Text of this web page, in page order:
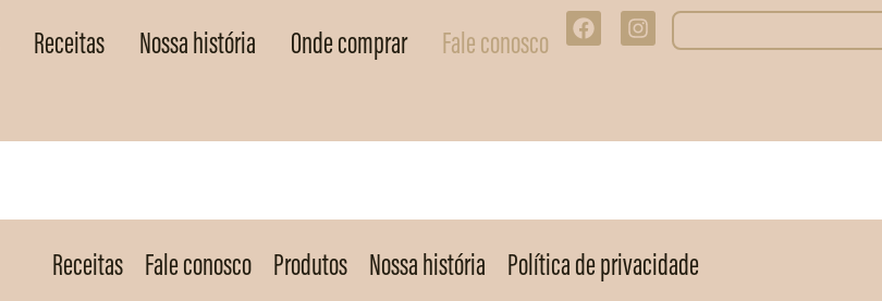
Receitas Nossa história Onde comprar Fale conosco
Receitas Fale conosco Produtos Nossa história Política de privacidade